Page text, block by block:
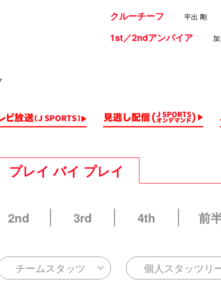
クルーチーフ 平出 剛
1st／2ndアンパイア
プレイ バイ プレイ
2nd 3rd 4th 前
チームスタッツ 個人スタッツリ